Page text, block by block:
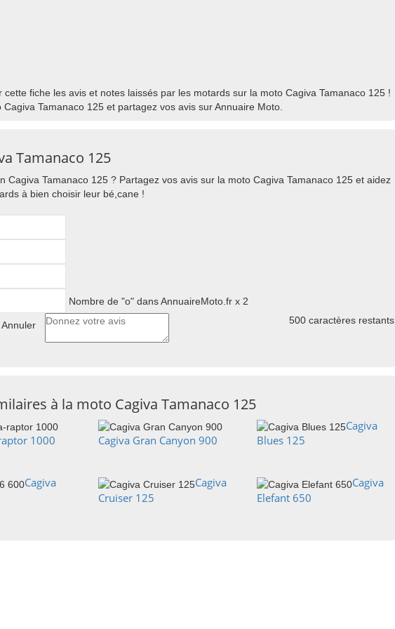
cette fiche les avis et notes laissés par les motards sur la moto Cagiva Tamanaco 125 !
Cagiva Tamanaco 125 et partagez vos avis sur Annuaire Moto.
Tamanaco 125
Cagiva Tamanaco 125 ? Partagez vos avis sur la moto Cagiva Tamanaco 125 et aidez
à bien choisir leur bé,cane !
Nombre de "o" dans AnnuaireMoto.fr x 2
Annuler 500 caractères restants
à la moto Cagiva Tamanaco 125
1000 Cagiva Gran Canyon 900
Cagiva
Blues 125
Cagiva
Cagiva
Cruiser 125
Cagiva
Elefant 650